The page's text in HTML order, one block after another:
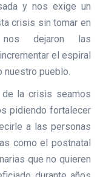
y nos exige un
crisis sin tomar en
dejaron las
el espiral
nuestro pueblo.
la crisis seamos
pidiendo fortalecer
a las personas
como el postnatal
que no quieren